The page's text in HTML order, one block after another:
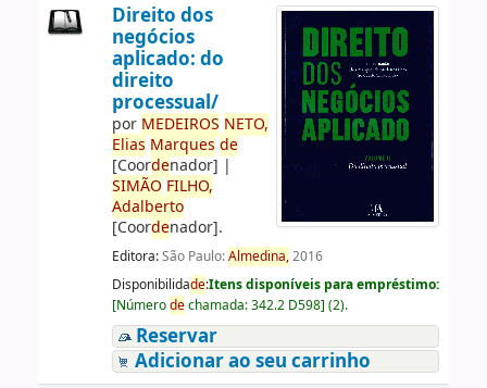
Direito dos
negócios
aplicado: do
direito
processual/
por MEDEIROS NETO,
Elias Marques de
[Coordenador] |
SIMÃO FILHO,
Adalberto
[Coordenador].
Editora:São Paulo:Almedina,2016
Disponibilidade:Itens disponíveis para empréstimo:
[Númerodechamada:342.2 D598] (2).
Reservar
Adicionar ao seu carrinho